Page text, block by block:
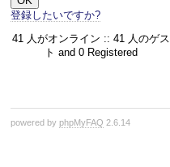
登録したいですか?
41 人がオンライン :: 41 人のゲス
ト and 0 Registered
powered by phpMyFAQ 2.6.14